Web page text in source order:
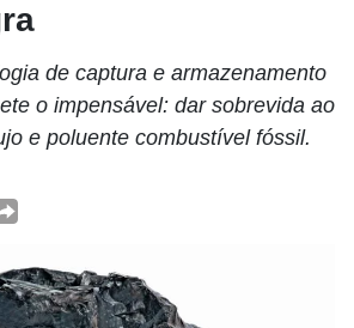
de captura e armazenamento
o impensável: dar sobrevida ao
e poluente combustível fóssil.